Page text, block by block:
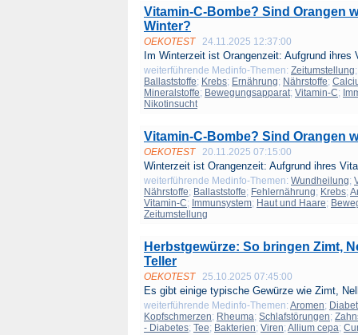
Vitamin-C-Bombe? Sind Orangen
Winter?
OEKOTEST 24.11.2025 12:37:00
Im Winterzeit ist Orangenzeit: Aufgrund ihres
weiterführende Medinfo-Themen: Zeitumstellung
Ballaststoffe; Krebs; Ernährung; Nährstoffe;
Mineralstoffe; Bewegungsapparat; Vitamin-C;
Nikotinsucht
Vitamin-C-Bombe? Sind Orangen
OEKOTEST 20.11.2025 07:15:00
Winterzeit ist Orangenzeit: Aufgrund ihres
weiterführende Medinfo-Themen: Wundheilung;
Nährstoffe; Ballaststoffe; Fehlernährung; Krebs;
Vitamin-C; Immunsystem; Haut und Haare;
Zeitumstellung
Herbstgewürze: So bringen Zimt,
Teller
OEKOTEST 25.10.2025 07:45:00
Es gibt einige typische Gewürze wie Zimt,
weiterführende Medinfo-Themen: Aromen;
Kopfschmerzen; Rheuma; Schlafstörungen;
- Diabetes; Tee; Bakterien; Viren; Allium cepa;